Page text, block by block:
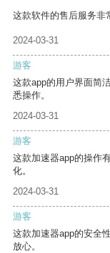
这款软件的售后服务非
2024-03-31
游客
这款app的用户界面简
悉操作。
2024-03-31
游客
这款加速器app的操作
化。
2024-03-31
游客
这款加速器app的安全
放心。